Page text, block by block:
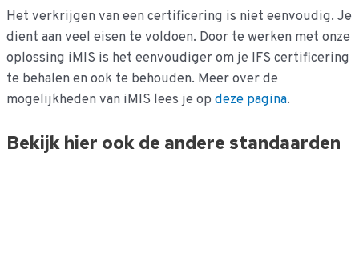
Het verkrijgen van een certificering is niet eenvoudig. Je
dient aan veel eisen te voldoen. Door te werken met onze
oplossing iMIS is het eenvoudiger om je IFS certificering
te behalen en ook te behouden. Meer over de
mogelijkheden van iMIS lees je op deze pagina.
Bekijk hier ook de andere standaarden